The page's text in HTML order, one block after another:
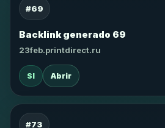
#69
Backlink generado 69
23feb.printdirect.ru
SI Abrir
#73